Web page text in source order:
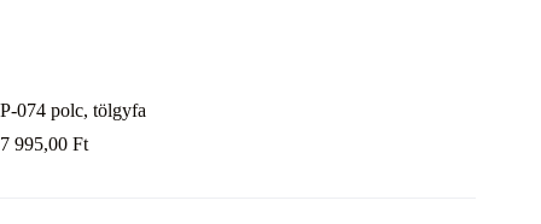
P-074 polc, tölgyfa
7 995,00 Ft